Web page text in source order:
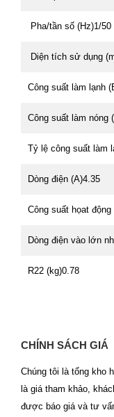
Pha/tần số (Hz)1/50
Diện tích sử dụng
Công suất làm lạnh
Công suất làm nóng
Tỷ lệ công suất làm
Dòng điện (A)4.35
Công suất họat động
Dòng điện vào lớn
R22 (kg)0.78
CHÍNH SÁCH GIÁ
Chúng tôi là tổng kho
là giá tham khảo,
được báo giá và tư